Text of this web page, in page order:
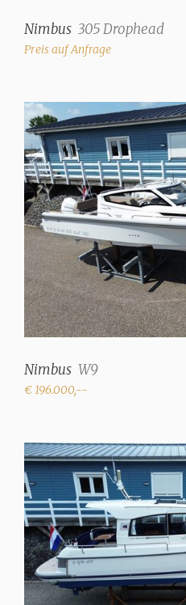
Nimbus 305 Drophead
Preis auf Anfrage
Nimbus W9
€ 196.000,--